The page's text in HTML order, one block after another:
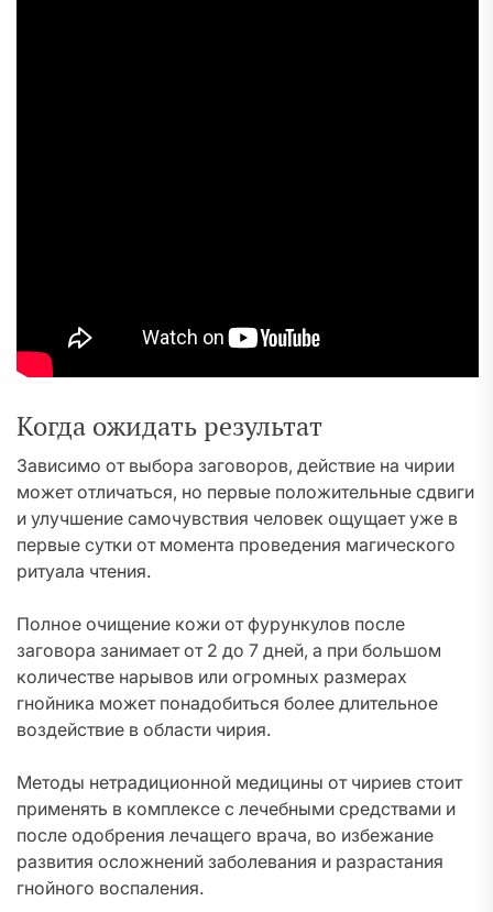
Когда ожидать результат
Зависимо от выбора заговоров, действие на чирии
может отличаться, но первые положительные сдвиги
и улучшение самочувствия человек ощущает уже в
первые сутки от момента проведения магического
ритуала чтения.
Полное очищение кожи от фурункулов после
заговора занимает от 2 до 7 дней, а при большом
количестве нарывов или огромных размерах
гнойника может понадобиться более длительное
воздействие в области чирия.
Методы нетрадиционной медицины от чириев стоит
применять в комплексе с лечебными средствами и
после одобрения лечащего врача, во избежание
развития осложнений заболевания и разрастания
гнойного воспаления.